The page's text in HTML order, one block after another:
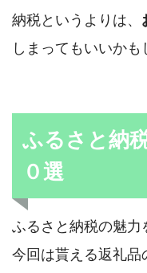
納税というよりは、
しまってもいいかも
ふるさと納
０選
ふるさと納税の魅力
今回は貰える返礼